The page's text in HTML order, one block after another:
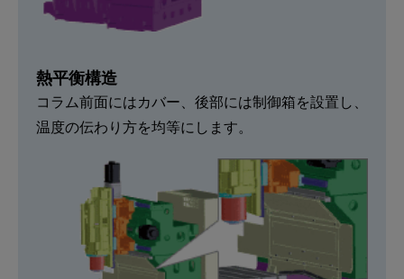
熱平衡構造
コラム前面にはカバー、後部には制御箱を設置し、
温度の伝わり方を均等にします。